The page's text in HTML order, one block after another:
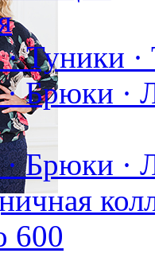
Туники
Брюки ·
Брюки ·
600